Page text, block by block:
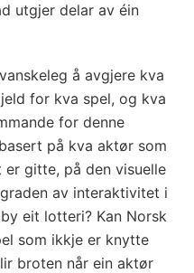
utgjer delar av éin
å avgjere kva
for kva spel, og kva
for denne
på kva aktør som
gitte, på den visuelle
av interaktivitet i
eit lotteri? Kan Norsk
som ikkje er knytte
broten når ein aktør